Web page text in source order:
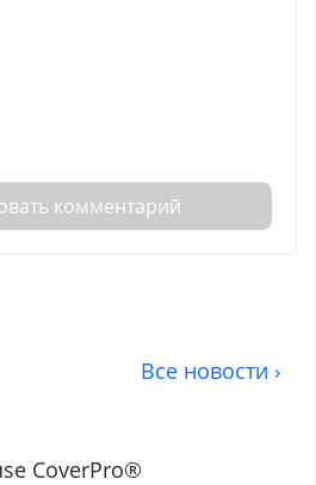
комментарий
Все новости ›
CoverPro®